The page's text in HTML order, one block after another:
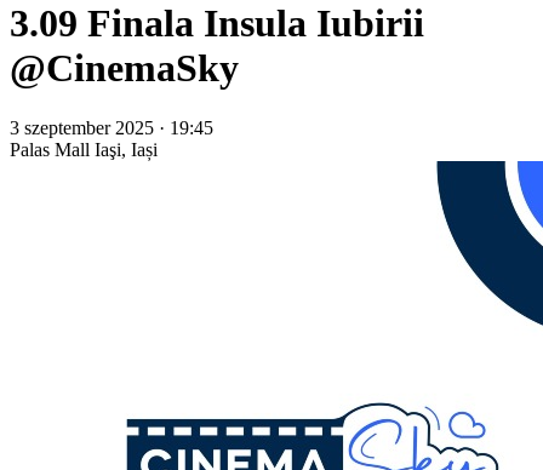
3.09 Finala Insula Iubirii
@CinemaSky
3 szeptember 2025 · 19:45
Palas Mall Iaşi, Iași